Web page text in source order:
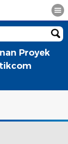
Proyek